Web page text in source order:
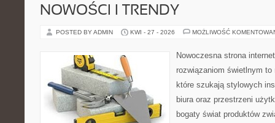
NOWOŚCI I TRENDY
POSTED BY ADMIN KWI - 27 - 2026 MOŻLIWOŚĆ
Nowoczesna strona
rozwiązaniom świetlnym
które szukają stylowych
biura oraz przestrzeni
bogaty świat produktów